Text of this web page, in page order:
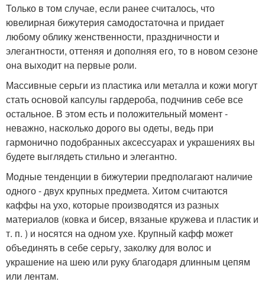
Только в том случае, если ранее считалось, что
ювелирная бижутерия самодостаточна и придает
любому облику женственности, праздничности и
элегантности, оттеняя и дополняя его, то в новом сезоне
она выходит на первые роли.
Массивные серьги из пластика или металла и кожи могут
стать основой капсулы гардероба, подчинив себе все
остальное. В этом есть и положительный момент -
неважно, насколько дорого вы одеты, ведь при
гармонично подобранных аксессуарах и украшениях вы
будете выглядеть стильно и элегантно.
Модные тенденции в бижутерии предполагают наличие
одного - двух крупных предмета. Хитом считаются
каффы на ухо, которые производятся из разных
материалов (ковка и бисер, вязаные кружева и пластик и
т. п. ) и носятся на одном ухе. Крупный кафф может
объединять в себе серьгу, заколку для волос и
украшение на шею или руку благодаря длинным цепям
или лентам.